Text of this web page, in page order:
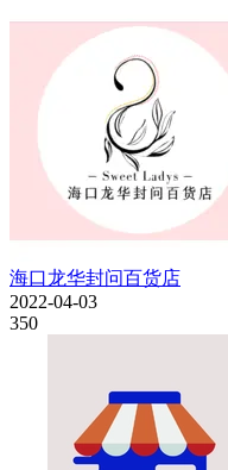
海口龙华封问百货店
2022-04-03
350